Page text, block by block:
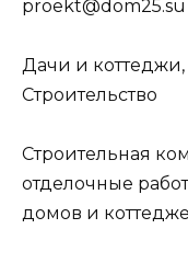
proekt@dom25.su
Дачи и коттеджи,
Строительство
Строительная
отделочные
домов и